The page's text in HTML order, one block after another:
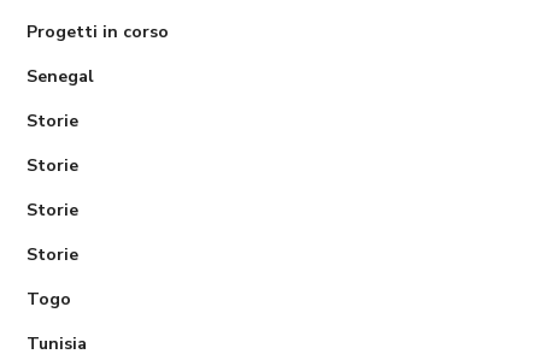
Progetti in corso
Senegal
Storie
Storie
Storie
Storie
Togo
Tunisia